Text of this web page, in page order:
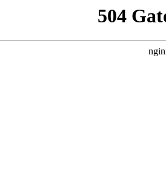
504